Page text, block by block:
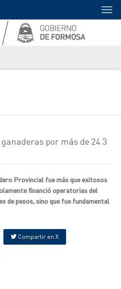
por más de 24.3
Provincial fue más que exitosos
financió operatorias del
de pesos, sino que fue fundamental
Compartir en X